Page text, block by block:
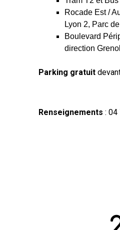
Rocade Est /
Lyon 2, Parc
Boulevard
direction
Parking gratuit
Renseignements : 04